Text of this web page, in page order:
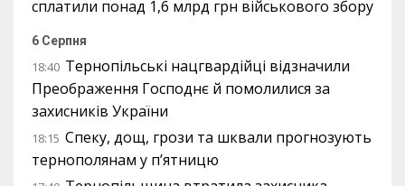
сплатили понад 1,6 млрд грн військового збору
6 Серпня
18:40 Тернопільські нацгвардійці відзначили
Преображення Господнє й помолилися за
захисників України
18:15 Спеку, дощ, грози та шквали прогнозують
тернополянам у п’ятницю